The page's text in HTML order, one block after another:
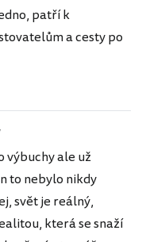
patří k
a cesty po
výbuchy ale už
to nebylo nikdy
svět je reálný,
která se snaží